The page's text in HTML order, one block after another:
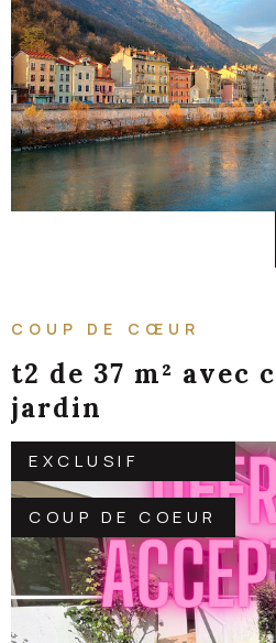
COUP DE CŒUR
t2 de 37 m² avec
jardin
EXCLUSIF
COUP DE COEUR